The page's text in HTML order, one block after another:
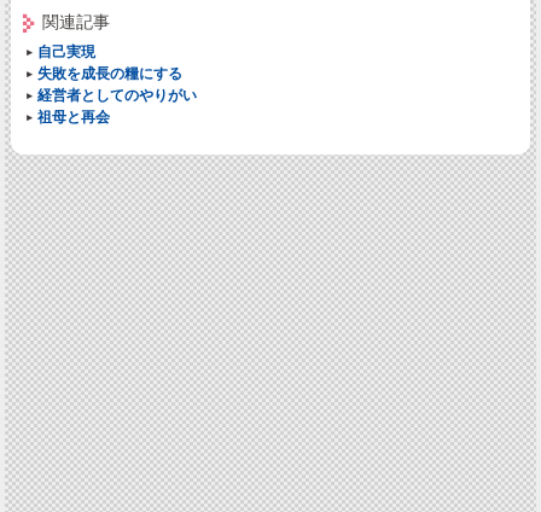
関連記事
自己実現
失敗を成長の糧にする
経営者としてのやりがい
祖母と再会